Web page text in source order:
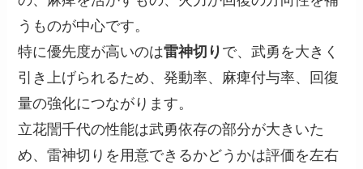
うものが中心です。
特に優先度が高いのは雷神切り で、武勇を大きく
引き上げられるため、発動率、麻痺付与率、回復
量の強化につながります。
立花誾千代の性能は武勇依存の部分が大きいた
め、雷神切りを用意できるかどうかは評価を左右